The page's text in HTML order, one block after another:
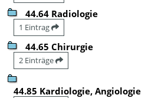
44.64 Radiologie
1 Eintrag
44.65 Chirurgie
2 Einträge
44.85 Kardiologie, Angiologie